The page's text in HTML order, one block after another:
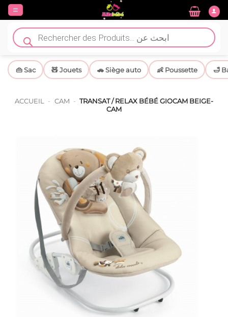
Passer
contenu
Recherche
de
produits
👜 Sac 🧸 Jouets 🚗 Siège auto 👶 Poussette 🛁
ACCUEIL - CAM - TRANSAT / RELAX BÉBÉ GIOCAM BEIGE-
CAM